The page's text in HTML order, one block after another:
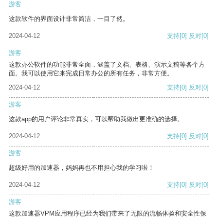
游客
这款软件的界面设计非常简洁，一目了然。
2024-04-12 支持[0] 反对[0]
游客
这款办公软件的功能非常全面，涵盖了文档、表格、演示文稿等各个方
面。我可以使用它来完成日常办公的所有任务，非常方便。
2024-04-12
支持[0] 反对[0]
游客
这款app的用户评论非常真实，可以帮助我做出更准确的选择。
2024-04-12 支持[0] 反对[0]
游客
超级好用的加速器，妈妈再也不用担心我的学习啦！
2024-04-12 支持[0] 反对[0]
游客
这款加速器VPM应用程序已经为我们带来了无限的流畅体验和安全性保